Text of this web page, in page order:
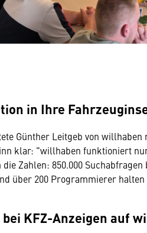
in Ihre
Günther Leitgeb von
klar: "willhaben funktioniert
Zahlen: 850.000
über 200 Programmierer
KFZ-Anzeigen auf